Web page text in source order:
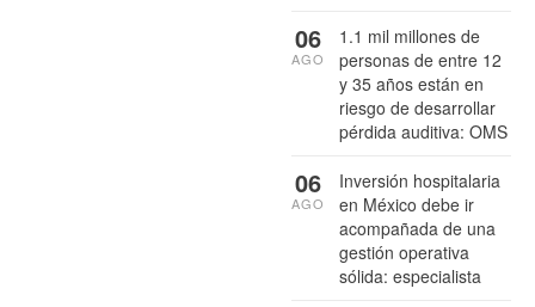
1.1 mil millones de
personas de entre 12
y 35 años están en
riesgo de desarrollar
pérdida auditiva: OMS
06
AGO
Inversión hospitalaria
en México debe ir
acompañada de una
gestión operativa
sólida: especialista
06
AGO